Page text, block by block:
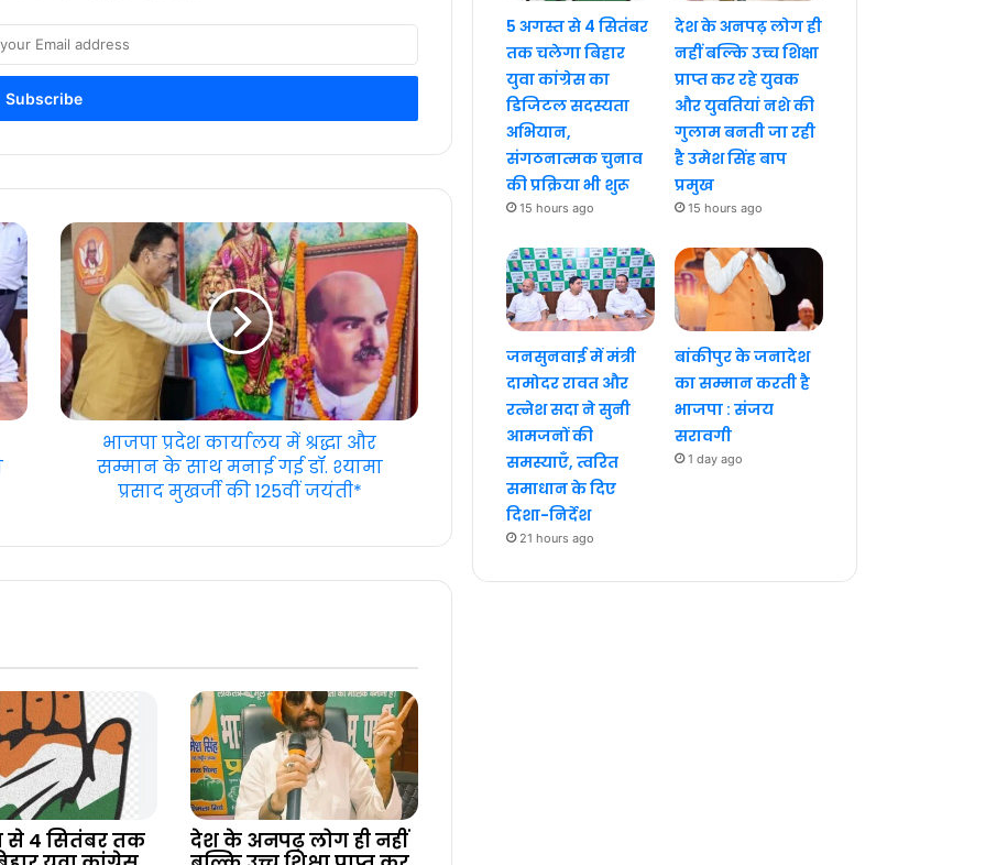
भाजपा प्रदेश कार्यालय में श्रद्धा और
सम्मान के साथ मनाई गई डॉ. श्यामा
प्रसाद मुखर्जी की 125वीं जयंती*
से 4 सितंबर तक
देश के अनपढ़ लोग ही नहीं
5 अगस्त से 4 सितंबर
तक चलेगा बिहार
युवा कांग्रेस का
डिजिटल सदस्यता
अभियान,
संगठनात्मक चुनाव
की प्रक्रिया भी शुरू
15 hours ago
देश के अनपढ़ लोग ही
नहीं बल्कि उच्च शिक्षा
प्राप्त कर रहे युवक
और युवतियां नशे की
गुलाम बनती जा रही
है उमेश सिंह बाप
प्रमुख
15 hours ago
जनसुनवाई में मंत्री
दामोदर रावत और
रत्नेश सदा ने सुनी
आमजनों की
समस्याएँ, त्वरित
समाधान के दिए
दिशा-निर्देश
21 hours ago
बांकीपुर के जनादेश
का सम्मान करती है
भाजपा : संजय
सरावगी
1 day ago